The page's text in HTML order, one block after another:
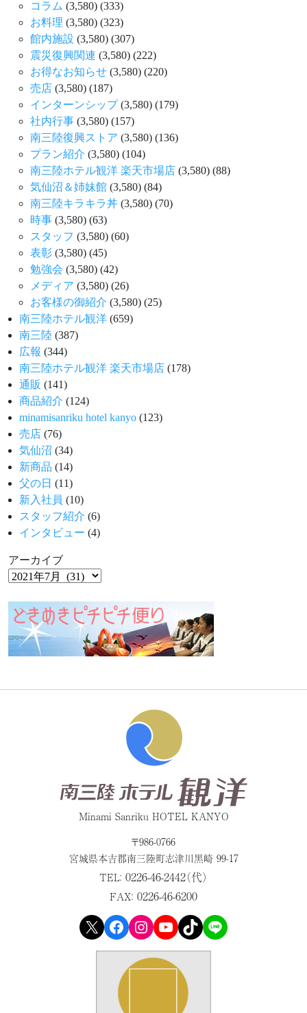
コラム (3,580) (333)
お料理 (3,580) (323)
館内施設 (3,580) (307)
震災復興関連 (3,580) (222)
お得なお知らせ (3,580) (220)
売店 (3,580) (187)
インターンシップ(3,580) (179)
社内行事 (3,580) (157)
南三陸復興ストア (3,580) (136)
プラン紹介 (3,580) (104)
南三陸ホテル観洋 楽天市場店 (3,580) (88)
気仙沼＆姉妹館 (3,580) (84)
南三陸キラキラ丼 (3,580) (70)
時事 (3,580) (63)
スタッフ (3,580) (60)
表彰 (3,580) (45)
勉強会 (3,580) (42)
メディア (3,580) (26)
お客様の御紹介 (3,580) (25)
南三陸ホテル観洋 (659)
南三陸 (387)
広報 (344)
南三陸ホテル観洋 楽天市場店 (178)
通販 (141)
商品紹介 (124)
minamisanriku hotel kanyo (123)
売店 (76)
気仙沼 (34)
新商品 (14)
父の日 (11)
新入社員 (10)
スタッフ紹介 (6)
インタビュー (4)
アーカイブ
Minami Sanriku HOTEL KANYO
〒986-0766
宮城県本吉郡南三陸町志津川黒崎 99-17
TEL： 0226-46-2442（代）
FAX： 0226-46-6200
X Facebook Instagram YouTube TikTok LINE